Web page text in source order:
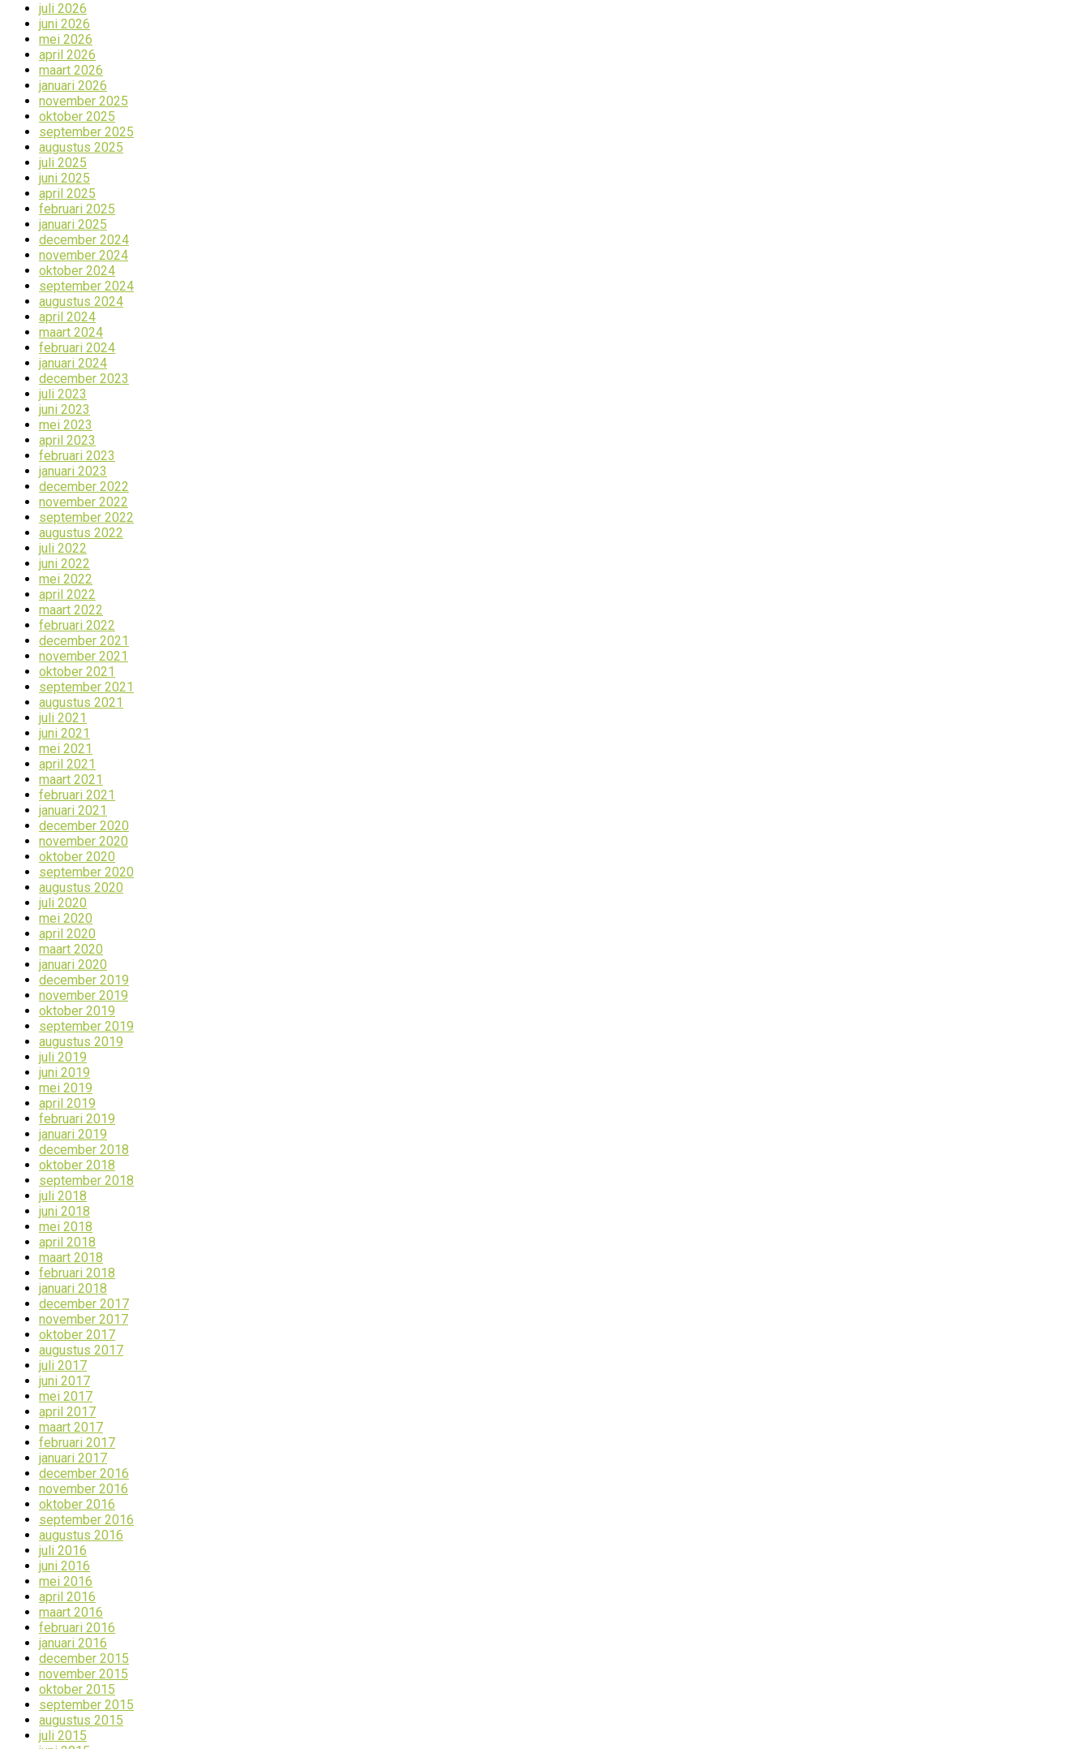
juli 2026
juni 2026
mei 2026
april 2026
maart 2026
januari 2026
november 2025
oktober 2025
september 2025
augustus 2025
juli 2025
juni 2025
april 2025
februari 2025
januari 2025
december 2024
november 2024
oktober 2024
september 2024
augustus 2024
april 2024
maart 2024
februari 2024
januari 2024
december 2023
juli 2023
juni 2023
mei 2023
april 2023
februari 2023
januari 2023
december 2022
november 2022
september 2022
augustus 2022
juli 2022
juni 2022
mei 2022
april 2022
maart 2022
februari 2022
december 2021
november 2021
oktober 2021
september 2021
augustus 2021
juli 2021
juni 2021
mei 2021
april 2021
maart 2021
februari 2021
januari 2021
december 2020
november 2020
oktober 2020
september 2020
augustus 2020
juli 2020
mei 2020
april 2020
maart 2020
januari 2020
december 2019
november 2019
oktober 2019
september 2019
augustus 2019
juli 2019
juni 2019
mei 2019
april 2019
februari 2019
januari 2019
december 2018
oktober 2018
september 2018
juli 2018
juni 2018
mei 2018
april 2018
maart 2018
februari 2018
januari 2018
december 2017
november 2017
oktober 2017
augustus 2017
juli 2017
juni 2017
mei 2017
april 2017
maart 2017
februari 2017
januari 2017
december 2016
november 2016
oktober 2016
september 2016
augustus 2016
juli 2016
juni 2016
mei 2016
april 2016
maart 2016
februari 2016
januari 2016
december 2015
november 2015
oktober 2015
september 2015
augustus 2015
juli 2015